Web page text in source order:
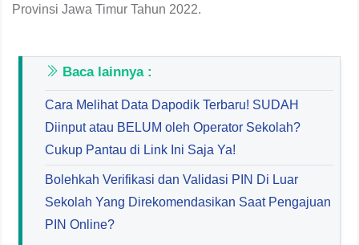
Provinsi Jawa Timur Tahun 2022.
Baca lainnya :
Cara Melihat Data Dapodik Terbaru! SUDAH
Diinput atau BELUM oleh Operator Sekolah?
Cukup Pantau di Link Ini Saja Ya!
Bolehkah Verifikasi dan Validasi PIN Di Luar
Sekolah Yang Direkomendasikan Saat Pengajuan
PIN Online?